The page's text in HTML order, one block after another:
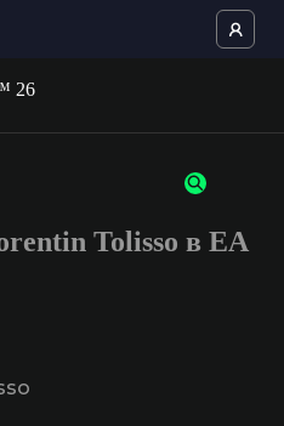
символов или цифр
Tolisso в EA